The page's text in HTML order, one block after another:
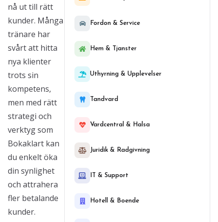
nå ut till rätt
kunder. Många
tränare har
svårt att hitta
nya klienter
trots sin
kompetens,
men med rätt
strategi och
verktyg som
Bokaklart kan
du enkelt öka
din synlighet
och attrahera
fler betalande
kunder.
Fordon & Service
Hem & Tjanster
Uthyrning & Upplevelser
Tandvard
Vardcentral & Halsa
Juridik & Radgivning
IT & Support
Hotell & Boende